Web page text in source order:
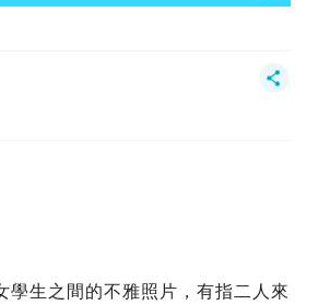
生之間的不雅照片，有指二人來